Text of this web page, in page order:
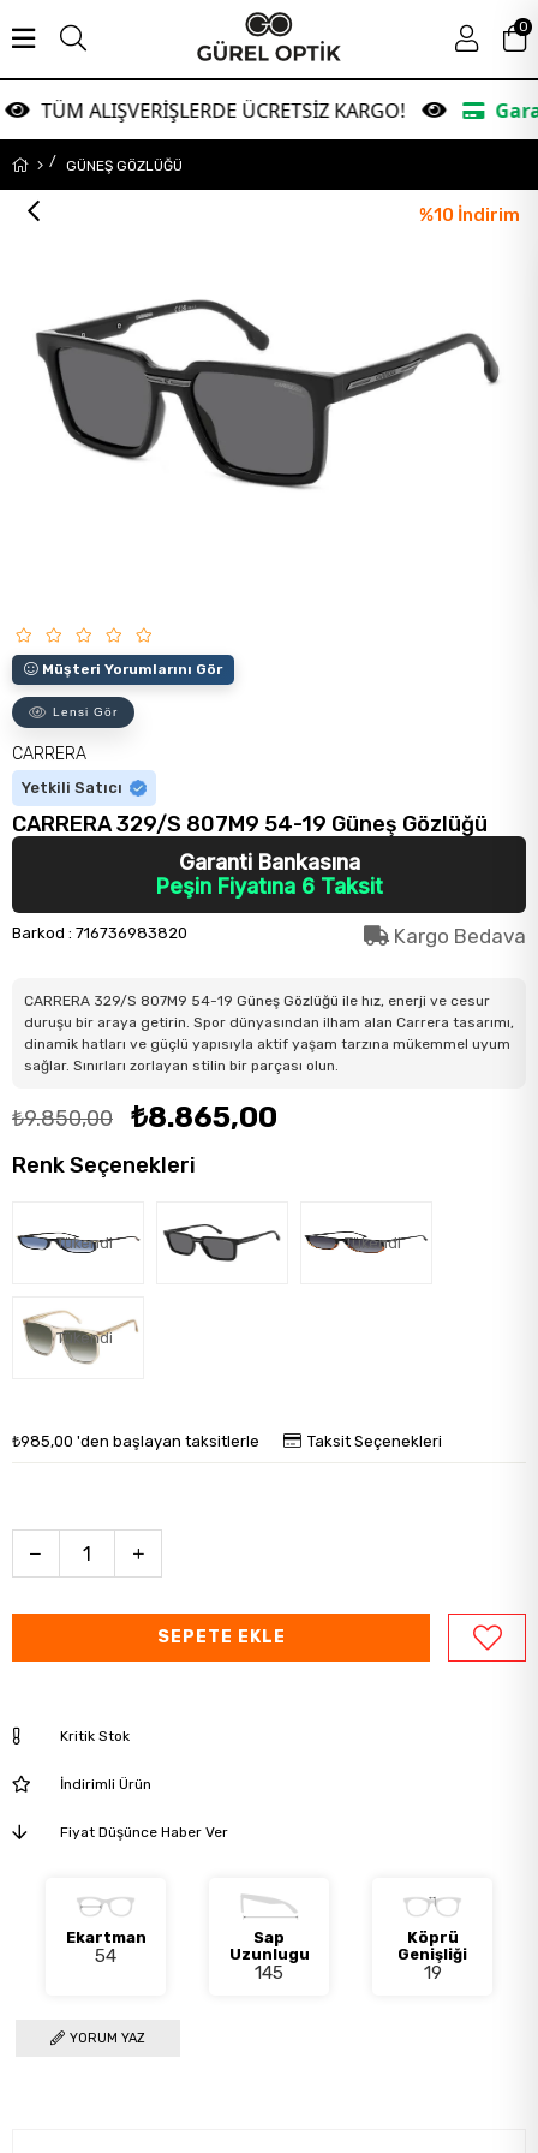
ÜCRETSİZ KARGO! Garanti
0
GÜNEŞ GÖZLÜĞÜ
%10 İndirim
Müşteri Yorumlarını Gör
Lensi Gör
CARRERA
Yetkili Satıcı
CARRERA 329/S 807M9 54-19 Güneş Gözlüğü
Garanti Bankasına
Peşin Fiyatına 6 Taksit
Barkod : 716736983820 Kargo Bedava
CARRERA 329/S 807M9 54-19 Güneş Gözlüğü ile hız, enerji ve cesur
duruşu bir araya getirin. Spor dünyasından ilham alan Carrera tasarımı,
dinamik hatları ve güçlü yapısıyla aktif yaşam tarzına mükemmel uyum
sağlar. Sınırları zorlayan stilin bir parçası olun.
₺9.850,00 ₺8.865,00
Renk Seçenekleri
Tükendi Tükendi
Tükendi
₺985,00 'den başlayan taksitlerle Taksit Seçenekleri
Kritik Stok
İndirimli Ürün
Fiyat Düşünce Haber Ver
Ekartman
54
Sap
Uzunlugu
145
Köprü
Genişliği
19
YORUM YAZ